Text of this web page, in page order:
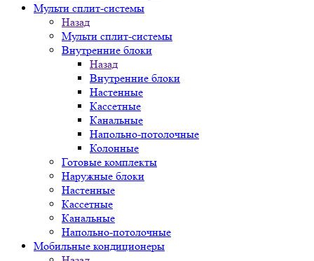
Мульти сплит-системы
Назад
Мульти сплит-системы
Внутренние блоки
Назад
Внутренние блоки
Настенные
Кассетные
Канальные
Напольно-потолочные
Колонные
Готовые комплекты
Наружные блоки
Настенные
Кассетные
Канальные
Напольно-потолочные
Мобильные кондиционеры